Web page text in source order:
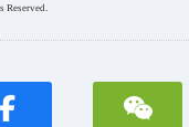
Reserved.